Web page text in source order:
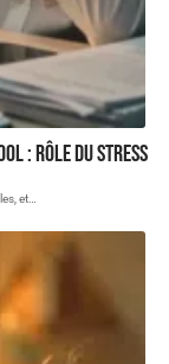
: rôle du stress
et…